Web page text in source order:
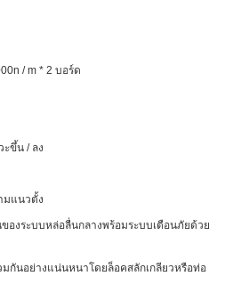
/ m * 2 บอร์ด
ะขึ้น / ลง
มแนวตั้ง
องระบบหล่อลื่นกลางพร้อมระบบเตือนภัยด้วย
กันอย่างแน่นหนาโดยล็อคสลักเกลียวหรือท่อ